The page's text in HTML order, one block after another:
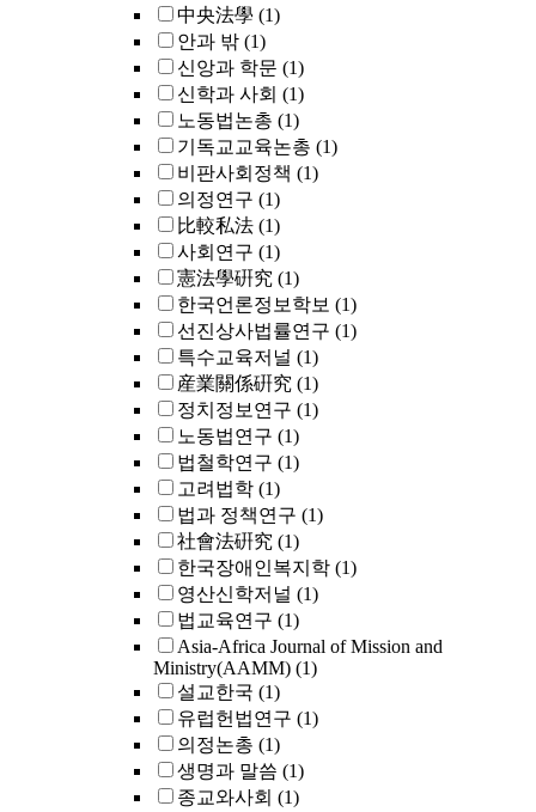
中央法學 (1)
안과 밖 (1)
신앙과 학문 (1)
신학과 사회 (1)
노동법논총 (1)
기독교교육논총 (1)
비판사회정책 (1)
의정연구 (1)
比較私法 (1)
사회연구 (1)
憲法學硏究 (1)
한국언론정보학보 (1)
선진상사법률연구 (1)
특수교육저널 (1)
産業關係硏究 (1)
정치정보연구 (1)
노동법연구 (1)
법철학연구 (1)
고려법학 (1)
법과 정책연구 (1)
社會法硏究 (1)
한국장애인복지학 (1)
영산신학저널 (1)
법교육연구 (1)
Asia-Africa Journal of Mission and
Ministry(AAMM) (1)
설교한국 (1)
유럽헌법연구 (1)
의정논총 (1)
생명과 말씀 (1)
종교와사회 (1)